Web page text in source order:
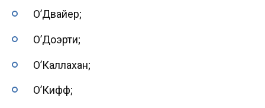
О’Двайер;
О’Доэрти;
О’Каллахан;
О’Кифф;